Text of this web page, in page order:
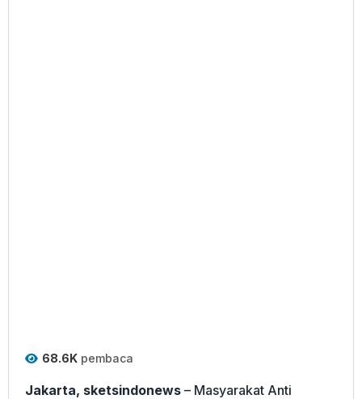
68.6K pembaca
Jakarta, sketsindonews – Masyarakat Anti